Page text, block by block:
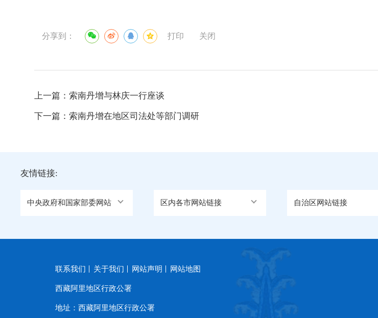
分享到： 打印 关闭
上一篇：索南丹增与林庆一行座谈
下一篇：索南丹增在地区司法处等部门调研
友情链接:
中央政府和国家部委网站 区内各市网站链接 自治区网站链接
联系我们 关于我们 网站声明 网站地图
西藏阿里地区行政公署
地址：西藏阿里地区行政公署